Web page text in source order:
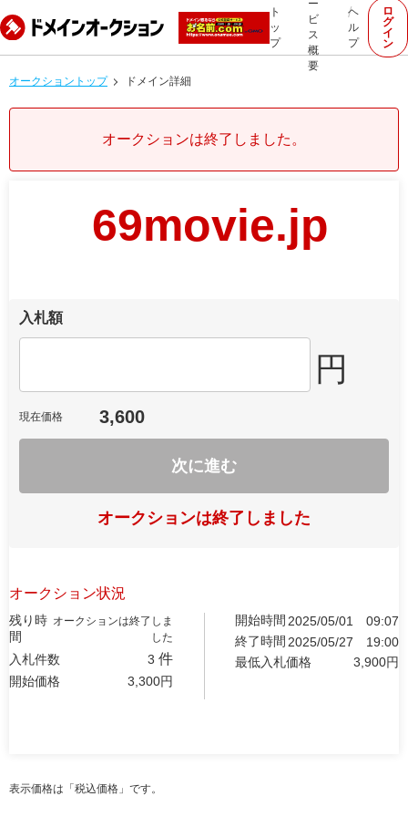
ト
ッ
プ
ー
ビ
ス
概
要
ヘ
ル
プ
ロ
グ
イ
ン
オークショントップ ドメイン詳細
オークションは終了しました。
69movie.jp
入札額
円
現在価格 3,600
次に進む
オークションは終了しました
オークション状況
残り時
間
オークションは終了しま
した
入札件数 3 件
開始価格 3,300円
開始時間 2025/05/01
09:07
終了時間 2025/05/27
19:00
最低入札価格
3,900円
表示価格は「税込価格」です。